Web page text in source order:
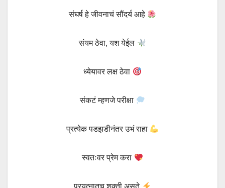
संघर्ष हे जीवनाचं सौंदर्य आहे
संयम ठेवा, यश येईल
ध्येयावर लक्ष ठेवा
संकटं म्हणजे परीक्षा
प्रत्येक पडझडीनंतर उभं राहा
स्वतःवर प्रेम करा